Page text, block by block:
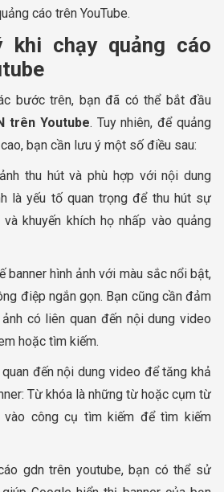
cáo trên YouTube.
khi chạy quảng cáo
bước trên, bạn đã có thể bắt đầu
trên Youtube. Tuy nhiên, để quảng
bạn cần lưu ý một số điều sau:
thu hút và phù hợp với nội dung
là yếu tố quan trọng để thu hút sự
khuyến khích họ nhấp vào quảng
banner hình ảnh với màu sắc nổi bật,
điệp ngắn gọn. Bạn cũng cần đảm
có liên quan đến nội dung video
hoặc tìm kiếm.
đến nội dung video để tăng khả
Từ khóa là những từ hoặc cụm từ
vào công cụ tìm kiếm để tìm kiếm
gdn trên youtube, bạn có thể sử